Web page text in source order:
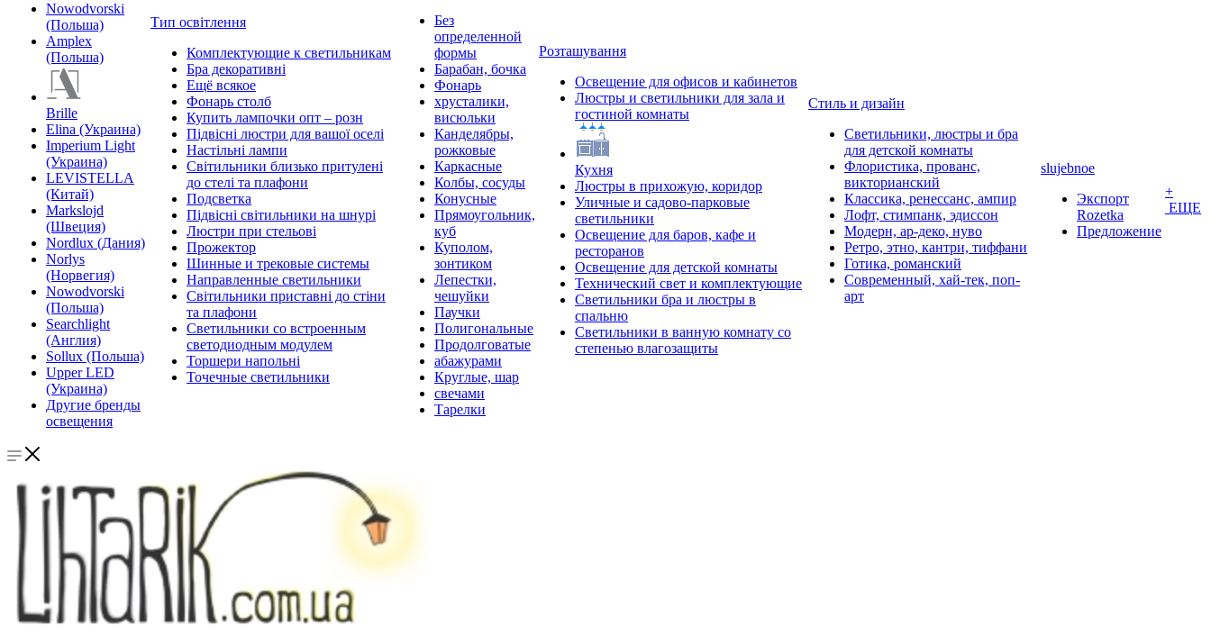
Nowodvorski
(Польша)
Amplex
(Польша)
Brille
Elina (Украина)
Imperium Light
(Украина)
LEVISTELLA
(Китай)
Markslojd
(Швеция)
Nordlux (Дания)
Norlys
(Норвегия)
Nowodvorski
(Польша)
Searchlight
(Англия)
Sollux (Польша)
Upper LED
(Украина)
Другие бренды
освещения
Тип освітлення
Комплектующие к светильникам
Бра декоративні
Ещё всякое
Фонарь столб
Купить лампочки опт – розн
Підвісні люстри для вашої оселі
Настільні лампи
Світильники близько притулені
до стелі та плафони
Подсветка
Підвісні світильники на шнурі
Люстри при стельові
Прожектор
Шинные и трековые системы
Направленные светильники
Світильники приставні до стіни
та плафони
Светильники со встроенным
светодиодным модулем
Торшери напольні
Точечные светильники
Без
определенной
формы
Барабан, бочка
Фонарь
хрусталики,
висюльки
Канделябры,
рожковые
Каркасные
Колбы, сосуды
Конусные
Прямоугольник,
куб
Куполом,
зонтиком
Лепестки,
чешуйки
Паучки
Полигональные
Продолговатые
абажурами
Круглые, шар
свечами
Тарелки
Розташування
Освещение для офисов и кабинетов
Люстры и светильники для зала и
гостиной комнаты
Кухня
Люстры в прихожую, коридор
Уличные и садово-парковые
светильники
Освещение для баров, кафе и
ресторанов
Освещение для детской комнаты
Технический свет и комплектующие
Светильники бра и люстры в
спальню
Светильники в ванную комнату со
степенью влагозащиты
Стиль и дизайн
Светильники, люстры и бра
для детской комнаты
Флористика, прованс,
викторианский
Классика, ренессанс, ампир
Лофт, стимпанк, эдиссон
Модерн, ар-деко, нуво
Ретро, этно, кантри, тиффани
Готика, романский
Современный, хай-тек, поп-
арт
slujebnoe
Экспорт
Rozetka
Предложение
+
ЕЩЕ